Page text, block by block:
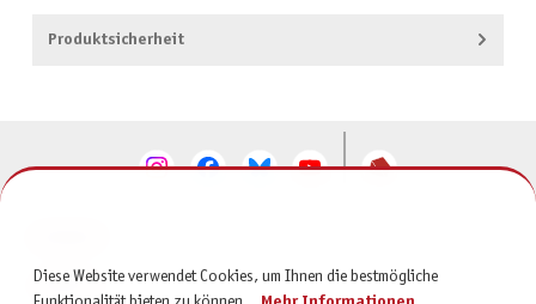
Produktsicherheit
SERVICE
Diese Website verwendet Cookies, um Ihnen die bestmögliche